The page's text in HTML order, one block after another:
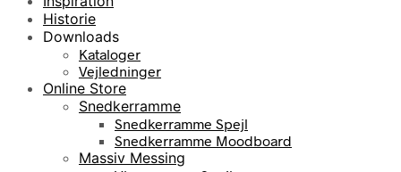
Historie
Downloads
Kataloger
Vejledninger
Online Store
Snedkerramme
Snedkerramme Spejl
Snedkerramme Moodboard
Massiv Messing